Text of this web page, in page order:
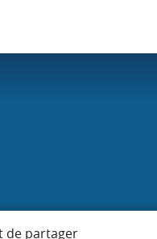
de partager